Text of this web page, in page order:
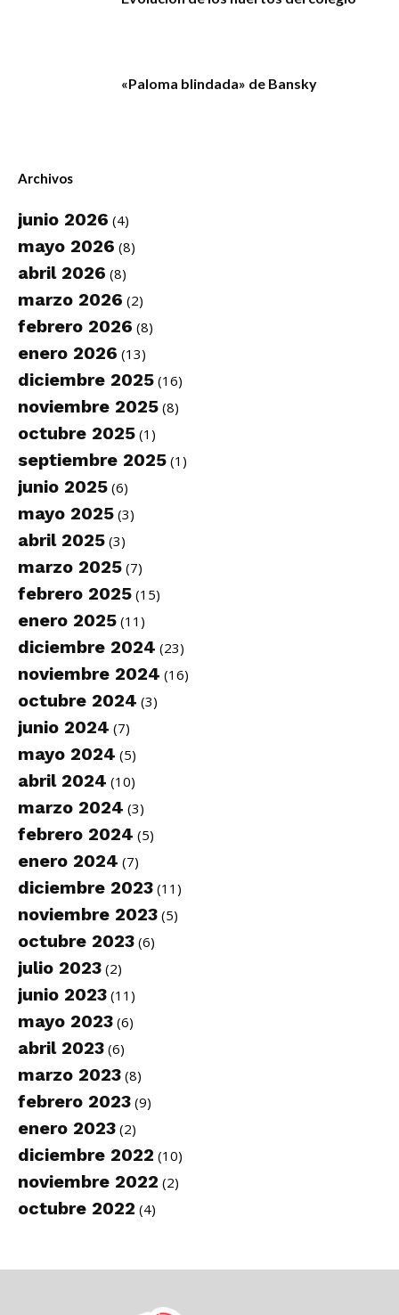
«Paloma blindada» de Bansky
Archivos
junio 2026 (4)
mayo 2026 (8)
abril 2026 (8)
marzo 2026 (2)
febrero 2026 (8)
enero 2026 (13)
diciembre 2025 (16)
noviembre 2025 (8)
octubre 2025 (1)
septiembre 2025 (1)
junio 2025 (6)
mayo 2025 (3)
abril 2025 (3)
marzo 2025 (7)
febrero 2025 (15)
enero 2025 (11)
diciembre 2024 (23)
noviembre 2024 (16)
octubre 2024 (3)
junio 2024 (7)
mayo 2024 (5)
abril 2024 (10)
marzo 2024 (3)
febrero 2024 (5)
enero 2024 (7)
diciembre 2023 (11)
noviembre 2023 (5)
octubre 2023 (6)
julio 2023 (2)
junio 2023 (11)
mayo 2023 (6)
abril 2023 (6)
marzo 2023 (8)
febrero 2023 (9)
enero 2023 (2)
diciembre 2022 (10)
noviembre 2022 (2)
octubre 2022 (4)